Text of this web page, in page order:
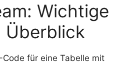
Wichtige
Überblick
für eine Tabelle mit